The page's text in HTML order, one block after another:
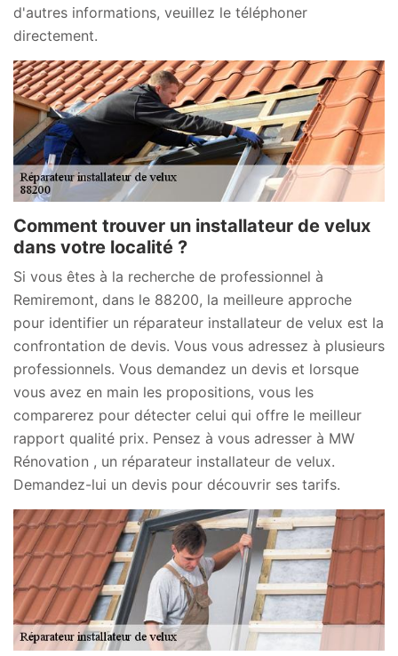
d'autres informations, veuillez le téléphoner
directement.
Comment trouver un installateur de velux
dans votre localité ?
Si vous êtes à la recherche de professionnel à
Remiremont, dans le 88200, la meilleure approche
pour identifier un réparateur installateur de velux est la
confrontation de devis. Vous vous adressez à plusieurs
professionnels. Vous demandez un devis et lorsque
vous avez en main les propositions, vous les
comparerez pour détecter celui qui offre le meilleur
rapport qualité prix. Pensez à vous adresser à MW
Rénovation , un réparateur installateur de velux.
Demandez-lui un devis pour découvrir ses tarifs.